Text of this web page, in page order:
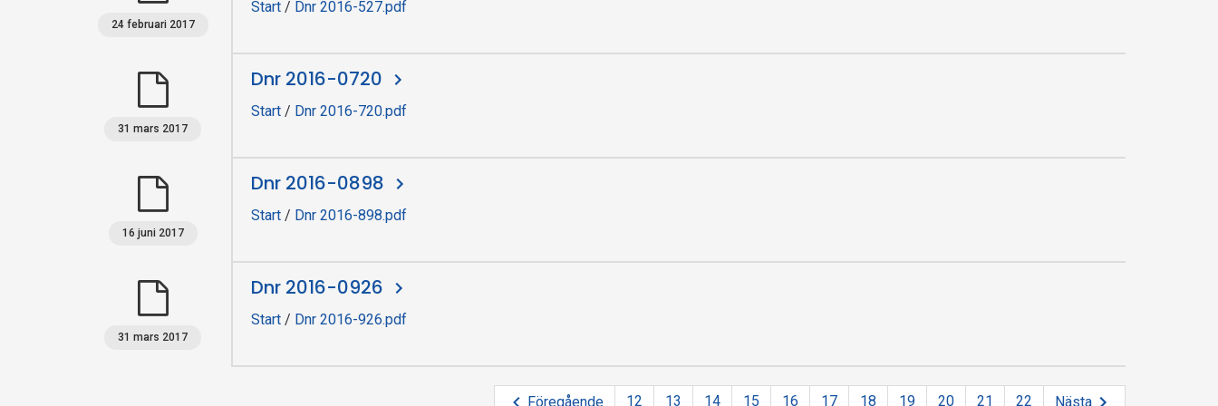
24 februari 2017
Start / Dnr 2016-527.pdf
31 mars 2017
Dnr 2016-0720
Start / Dnr 2016-720.pdf
16 juni 2017
Dnr 2016-0898
Start / Dnr 2016-898.pdf
31 mars 2017
Dnr 2016-0926
Start / Dnr 2016-926.pdf
Föregående 12 13 14 15 16 17 18 19 20 21 22 Nästa